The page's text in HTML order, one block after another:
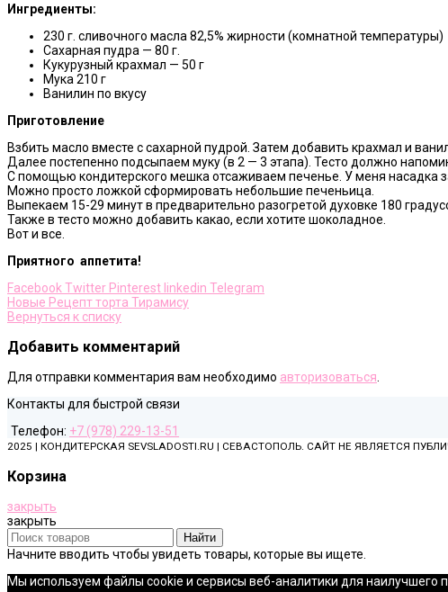
Ингредиенты:
230 г. сливочного масла 82,5% жирности (комнатной температуры)
Сахарная пудра — 80 г.
Кукурузный крахмал — 50 г
Мука 210 г
Ванилин по вкусу
Приготовление
Взбить масло вместе с сахарной пудрой. Затем добавить крахмал и
Далее постепенно подсыпаем муку (в 2 — 3 этапа). Тесто должно
С помощью кондитерского мешка отсаживаем печенье. У меня насадка
Можно просто ложкой сформировать небольшие печеньица.
Выпекаем 15-29 минут в предварительно разогретой духовке 180
Также в тесто можно добавить какао, если хотите шоколадное.
Вот и все.
Приятного аппетита!
Facebook Twitter Pinterest linkedin Telegram
Новые Рецепт торта Тирамису
Вернуться к списку
Добавить комментарий
Для отправки комментария вам необходимо авторизоваться.
Контакты для быстрой связи
Телефон: +7 (978) 229-13-51
2025 | КОНДИТЕРСКАЯ SEVSLADOSTI.RU | СЕВАСТОПОЛЬ. САЙТ НЕ ЯВЛЯЕТСЯ
Корзина
закрыть
закрыть
Найти
Начните вводить чтобы увидеть товары, которые вы ищете.
Мы используем файлы cookie и сервисы веб-аналитики для наилучшего